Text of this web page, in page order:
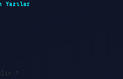
Yazılar
?